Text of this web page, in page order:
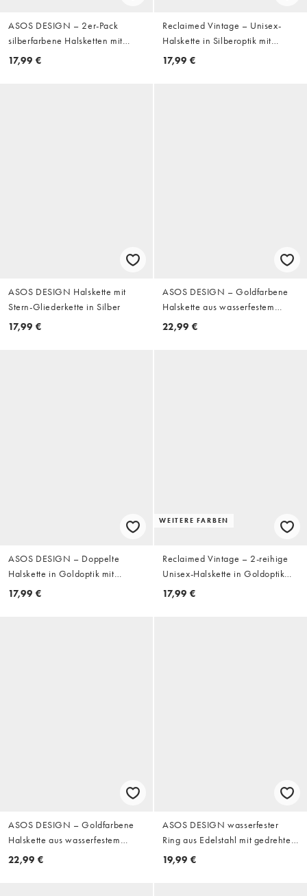
ASOS DESIGN – 2er-Pack
silberfarbene Halsketten mit
Perlendesign und
17,99 €
Reclaimed Vintage – Unisex-
Halskette in Silberoptik mit
Sternanhänger
17,99 €
ASOS DESIGN Halskette mit
Stern-Gliederkette in Silber
17,99 €
ASOS DESIGN – Goldfarbene
Halskette aus wasserfestem
Edelstahl mit zwei Anhängern
22,99 €
ASOS DESIGN – Doppelte
Halskette in Goldoptik mit
Kreuzanhänger und St.
17,99 €
WEITERE FARBEN
Reclaimed Vintage – 2-reihige
Unisex-Halskette in Goldoptik
mit Anhänger in Grün
17,99 €
ASOS DESIGN – Goldfarbene
Halskette aus wasserfestem
Edelstahl mit Kreuzanhänger mit
22,99 €
ASOS DESIGN wasserfester
Ring aus Edelstahl mit gedrehter
schlichter Ringschiene in Gold
19,99 €